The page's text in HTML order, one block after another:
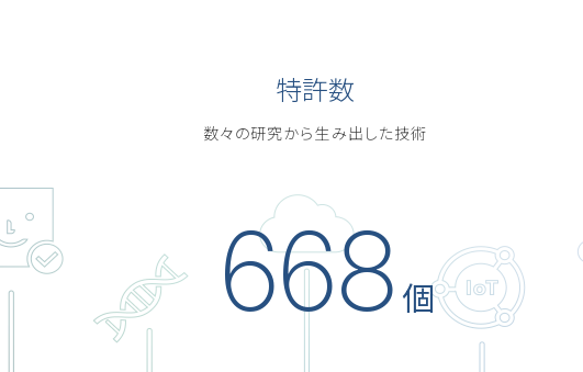
特許数
数々の研究から生み出した技術
668 個